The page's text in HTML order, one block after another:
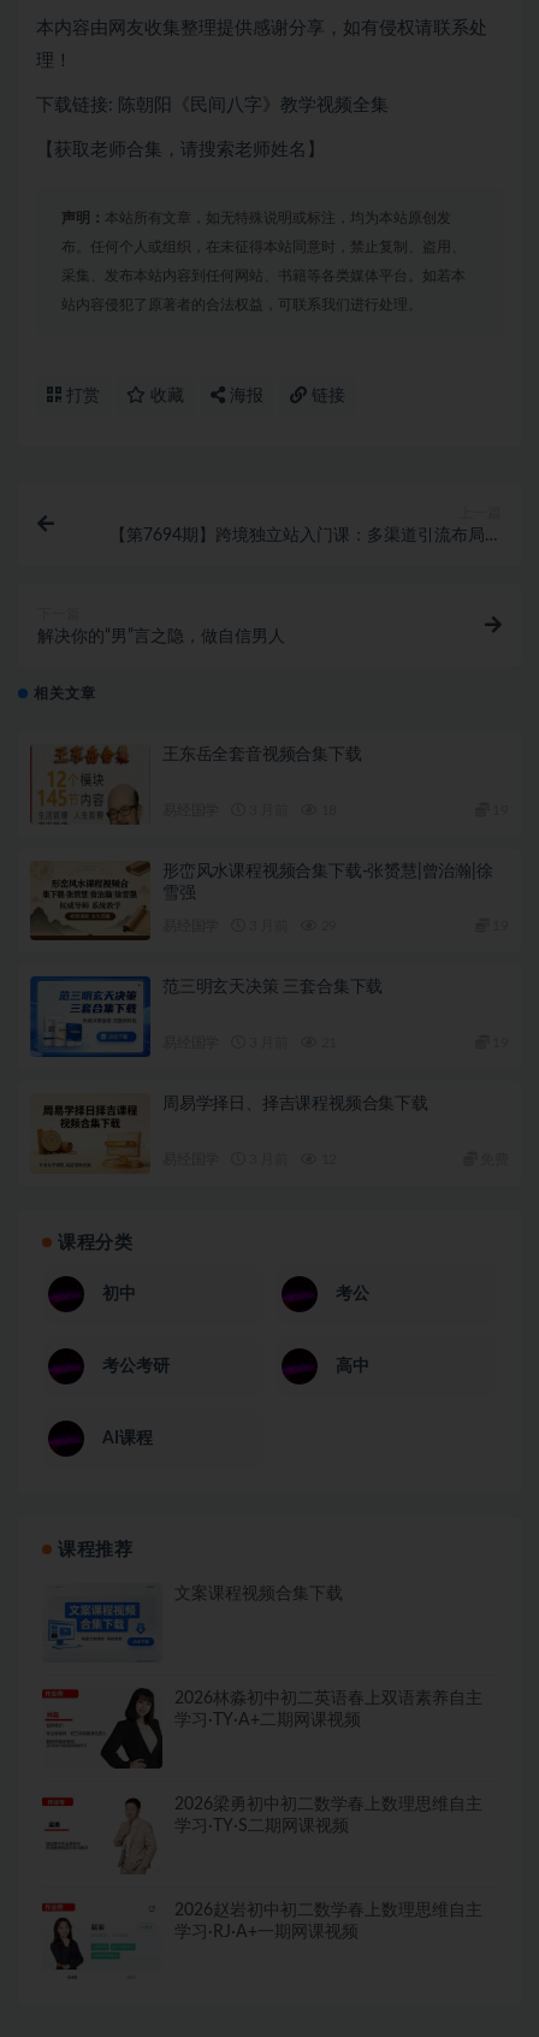
本内容由网友收集整理提供感谢分享，如有侵权请联系处
理！
下载链接: 陈朝阳《民间八字》教学视频全集
【获取老师合集，请搜索老师姓名】
声明： 本站所有文章，如无特殊说明或标注，均为本站原创发
布。任何个人或组织，在未征得本站同意时，禁止复制、盗用、
采集、发布本站内容到任何网站、书籍等各类媒体平台。如若本
站内容侵犯了原著者的合法权益，可联系我们进行处理。
打赏 收藏 海报 链接
【第7694期】跨境独立站入门课：多渠道引流布局策
解决你的“男”言之隐，做自信男人
相关文章
王东岳全套音视频合集下载
形峦风水课程视频合集下载-张赟慧|曾治瀚|徐
雪强
范三明玄天决策 三套合集下载
周易学择日、择吉课程视频合集下载
课程分类
初中 考公
考公考研 高中
AI课程
课程推荐
文案课程视频合集下载
2026林淼初中初二英语春上双语素养自主
学习·TY·A+二期网课视频
2026梁勇初中初二数学春上数理思维自主
学习·TY·S二期网课视频
2026赵岩初中初二数学春上数理思维自主
学习·RJ·A+一期网课视频